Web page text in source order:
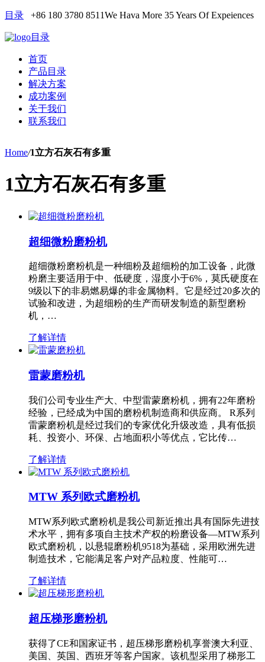
目录 +86 180 3780 8511We Hava More 35 Years Of Expeiences
目录
首页
产品目录
解决方案
成功案例
关于我们
联系我们
Home/1立方石灰石有多重
1立方石灰石有多重
超细微粉磨粉机
超细微粉磨粉机是一种细粉及超细粉的加工设备，此微
粉磨主要适用于中、低硬度，湿度小于6%，莫氏硬度在
9级以下的非易燃易爆的非金属物料。它是经过20多次的
试验和改进，为超细粉的生产而研发制造的新型磨粉
机，…
了解详情
雷蒙磨粉机
我们公司专业生产大、中型雷蒙磨粉机，拥有22年磨粉
经验，已经成为中国的磨粉机制造商和供应商。 R系列
雷蒙磨粉机是经过我们的专家优化升级改造，具有低损
耗、投资小、环保、占地面积小等优点，它比传…
了解详情
MTW 系列欧式磨粉机
MTW系列欧式磨粉机是我公司新近推出具有国际先进技
术水平，拥有多项自主技术产权的粉磨设备—MTW系列
欧式磨粉机，以悬辊磨粉机9518为基础，采用欧洲先进
制造技术，它能满足客户对产品粒度、性能可…
了解详情
超压梯形磨粉机
获得了CE和国家证书，超压梯形磨粉机享誉澳大利亚、
美国、英国、西班牙等客户国家。该机型采用了梯形工